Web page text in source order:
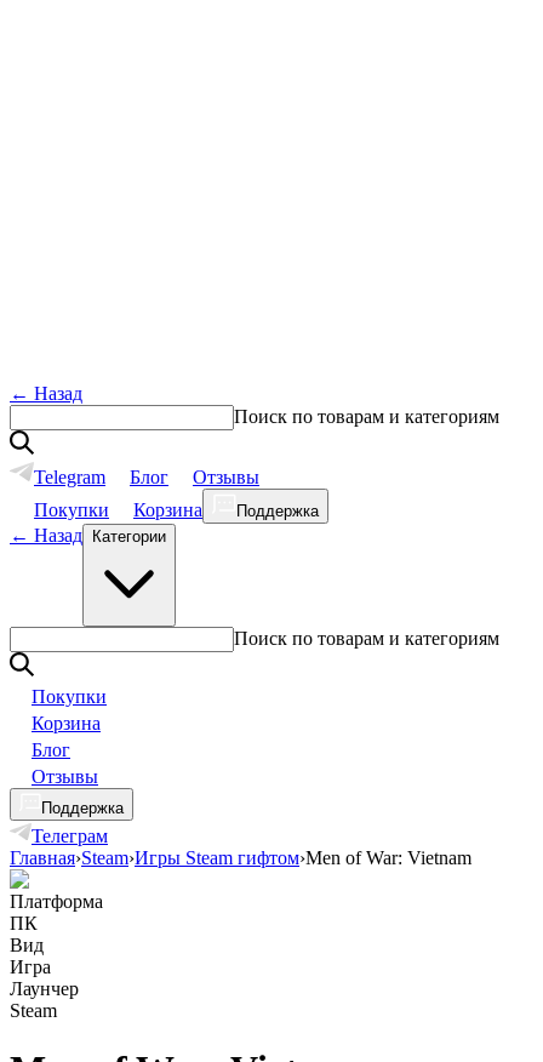
← Назад
Поиск по товарам и категориям
Telegram Блог
Отзывы
Покупки
Корзина Поддержка
← Назад Категории
Поиск по товарам и категориям
Покупки
Корзина
Блог
Отзывы
Поддержка
Телеграм
Главная›Steam›Игры Steam гифтом›Men of War: Vietnam
Платформа
ПК
Вид
Игра
Лаунчер
Steam